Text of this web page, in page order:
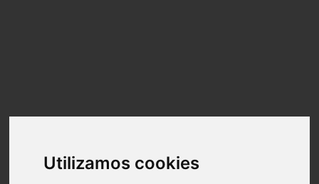
Utilizamos cookies